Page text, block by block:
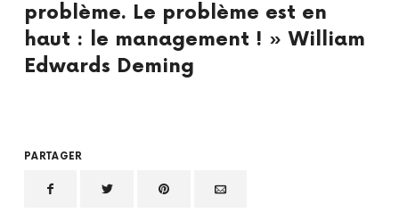
problème. Le problème est en
haut : le management ! » William
Edwards Deming
PARTAGER